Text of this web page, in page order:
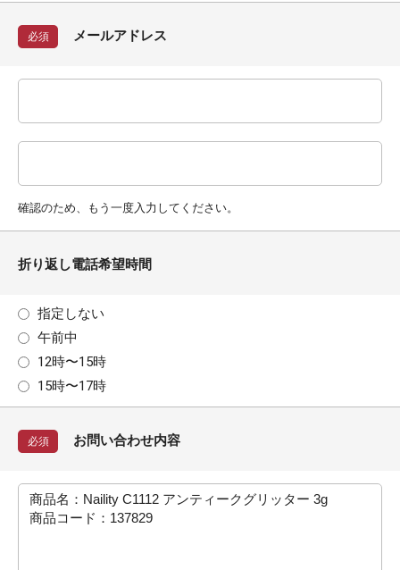
必須 メールアドレス
確認のため、もう一度入力してください。
折り返し電話希望時間
指定しない
午前中
12時〜15時
15時〜17時
必須 お問い合わせ内容